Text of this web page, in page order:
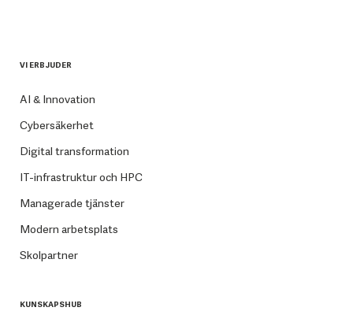
VI ERBJUDER
AI & Innovation
Cybersäkerhet
Digital transformation
IT-infrastruktur och HPC
Managerade tjänster
Modern arbetsplats
Skolpartner
KUNSKAPSHUB